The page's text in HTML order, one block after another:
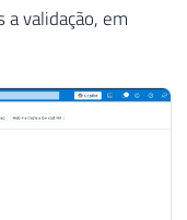
a validação, em